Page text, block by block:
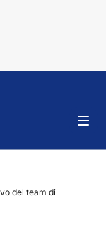
del team di